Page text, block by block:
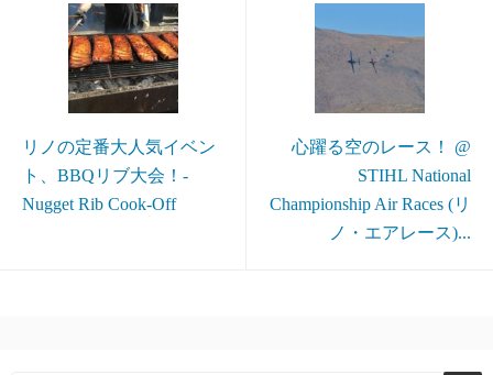
リノの定番大人気イベン
ト、BBQリブ大会！-
Nugget Rib Cook-Off
心躍る空のレース！ @
STIHL National
Championship Air Races (リ
ノ・エアレース)...